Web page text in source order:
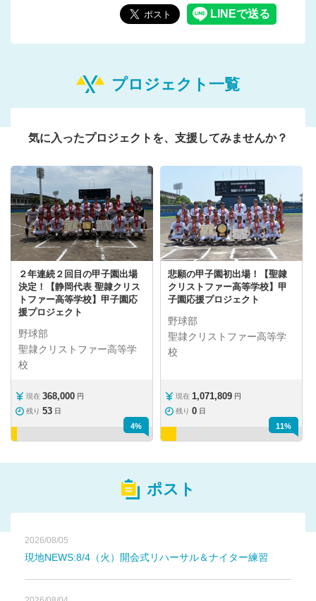
プロジェクト一覧
気に入ったプロジェクトを、支援してみませんか？
２年連続２回目の甲子園出場
決定！【静岡代表 聖隷クリス
トファー高等学校】甲子園応
援プロジェクト
野球部
聖隷クリストファー高等学
校
現在 368,000 円
残り 53 日
4%
悲願の甲子園初出場！【聖隷
クリストファー高等学校】甲
子園応援プロジェクト
野球部
聖隷クリストファー高等学
校
現在 1,071,809 円
残り 0 日
11%
ポスト
2026/08/05
現地NEWS:8/4（火）開会式リハーサル＆ナイター練習